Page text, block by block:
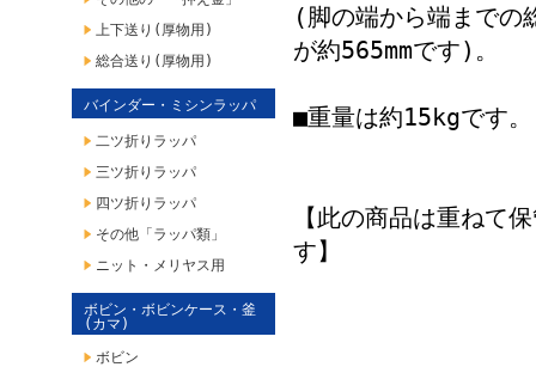
上下送り(厚物用)
総合送り(厚物用)
バインダー・ミシンラッパ
二ツ折りラッパ
三ツ折りラッパ
四ツ折りラッパ
その他「ラッパ類」
ニット・メリヤス用
ボビン・ボビンケース・釜
(カマ)
ボビン
(脚の端から端までの
が約565mmです)。
■重量は約15kgです。
【此の商品は重ねて
す】